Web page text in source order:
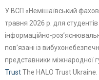
У ВСП «Немішаївський
травня 2026 р. для
інформаційно-
повʼязані із
представники міжнародної
TrustThe HALO Trust Ukraine.